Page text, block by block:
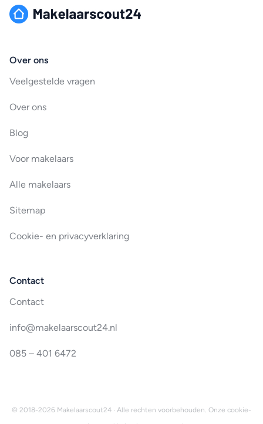
Over ons
Veelgestelde vragen
Over ons
Blog
Voor makelaars
Alle makelaars
Sitemap
Cookie- en privacyverklaring
Contact
Contact
info@makelaarscout24.nl
085 – 401 6472
© 2018-2026 Makelaarscout24 · Alle rechten voorbehouden. Onze cookie-